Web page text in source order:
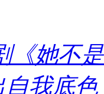
《她不
我底色